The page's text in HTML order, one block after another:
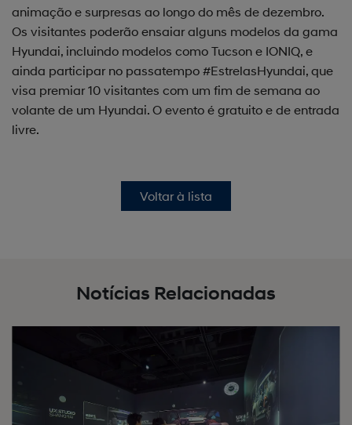
animação e surpresas ao longo do mês de dezembro.
Os visitantes poderão ensaiar alguns modelos da gama
Hyundai, incluindo modelos como Tucson e IONIQ, e
ainda participar no passatempo #EstrelasHyundai, que
visa premiar 10 visitantes com um fim de semana ao
volante de um Hyundai. O evento é gratuito e de entrada
livre.
Voltar à lista
Notícias Relacionadas